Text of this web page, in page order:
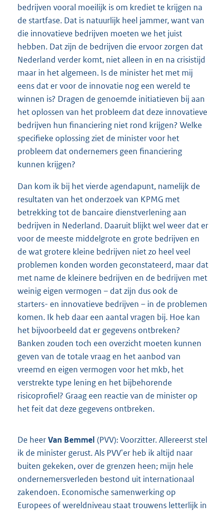
bedrijven vooral moeilijk is om krediet te krijgen na
de startfase. Dat is natuurlijk heel jammer, want van
die innovatieve bedrijven moeten we het juist
hebben. Dat zijn de bedrijven die ervoor zorgen dat
Nederland verder komt, niet alleen in en na crisistijd
maar in het algemeen. Is de minister het met mij
eens dat er voor de innovatie nog een wereld te
winnen is? Dragen de genoemde initiatieven bij aan
het oplossen van het probleem dat deze innovatieve
bedrijven hun financiering niet rond krijgen? Welke
specifieke oplossing ziet de minister voor het
probleem dat ondernemers geen financiering
kunnen krijgen?
Dan kom ik bij het vierde agendapunt, namelijk de
resultaten van het onderzoek van KPMG met
betrekking tot de bancaire dienstverlening aan
bedrijven in Nederland. Daaruit blijkt wel weer dat er
voor de meeste middelgrote en grote bedrijven en
de wat grotere kleine bedrijven niet zo heel veel
problemen konden worden geconstateerd, maar dat
met name de kleinere bedrijven en de bedrijven met
weinig eigen vermogen – dat zijn dus ook de
starters- en innovatieve bedrijven – in de problemen
komen. Ik heb daar een aantal vragen bij. Hoe kan
het bijvoorbeeld dat er gegevens ontbreken?
Banken zouden toch een overzicht moeten kunnen
geven van de totale vraag en het aanbod van
vreemd en eigen vermogen voor het mkb, het
verstrekte type lening en het bijbehorende
risicoprofiel? Graag een reactie van de minister op
het feit dat deze gegevens ontbreken.
De heerVan Bemmel (PVV): Voorzitter. Allereerst stel
ik de minister gerust. Als PVV'er heb ik altijd naar
buiten gekeken, over de grenzen heen; mijn hele
ondernemersverleden bestond uit internationaal
zakendoen. Economische samenwerking op
Europees of wereldniveau staat trouwens letterlijk in